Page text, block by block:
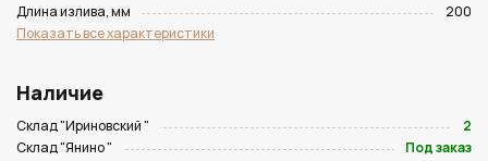
Длина излива, мм
200
Показать все характеристики
Наличие
Склад "Ириновский "
2
Склад "Янино "
Под заказ